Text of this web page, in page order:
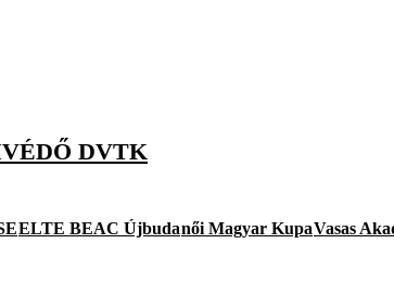
DVTK
ELTE BEAC Újbudanői Magyar KupaVasas